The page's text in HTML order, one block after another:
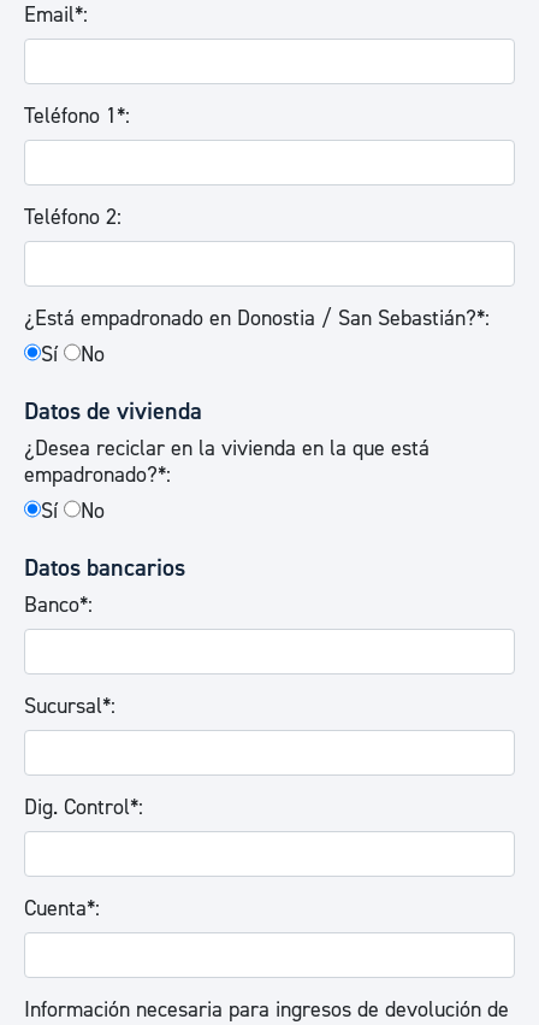
Email*:
Teléfono 1*:
Teléfono 2:
¿Está empadronado en Donostia / San Sebastián?*:
Sí
No
Datos de vivienda
¿Desea reciclar en la vivienda en la que está
empadronado?*:
Sí
No
Datos bancarios
Banco*:
Sucursal*:
Dig. Control*:
Cuenta*:
Información necesaria para ingresos de devolución de